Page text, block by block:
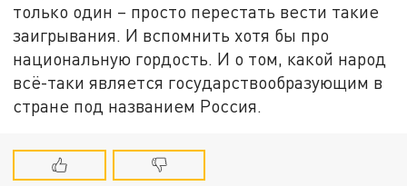
только один – просто перестать вести такие
заигрывания. И вспомнить хотя бы про
национальную гордость. И о том, какой народ
всё-таки является государствообразующим в
стране под названием Россия.